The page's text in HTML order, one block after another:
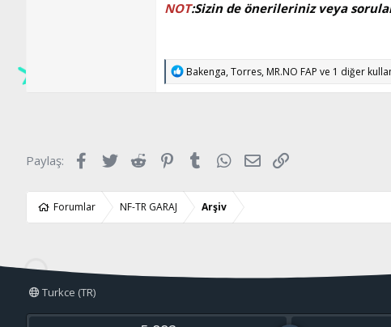
NOT:Sizin de önerileriniz veya
T
p
Bakenga,Torres,MR.NO FAP ve 1 diğer
Paylaş: FacebookTwitterReddit PinterestTumblrWhatsApp
E-posta
Forumlar NF-TR GARAJ Arşiv
Turkce (TR)